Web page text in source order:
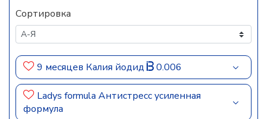
Сортировка
9 месяцев Калия йодид 0.006
Ladys formula Антистресс усиленная
формула